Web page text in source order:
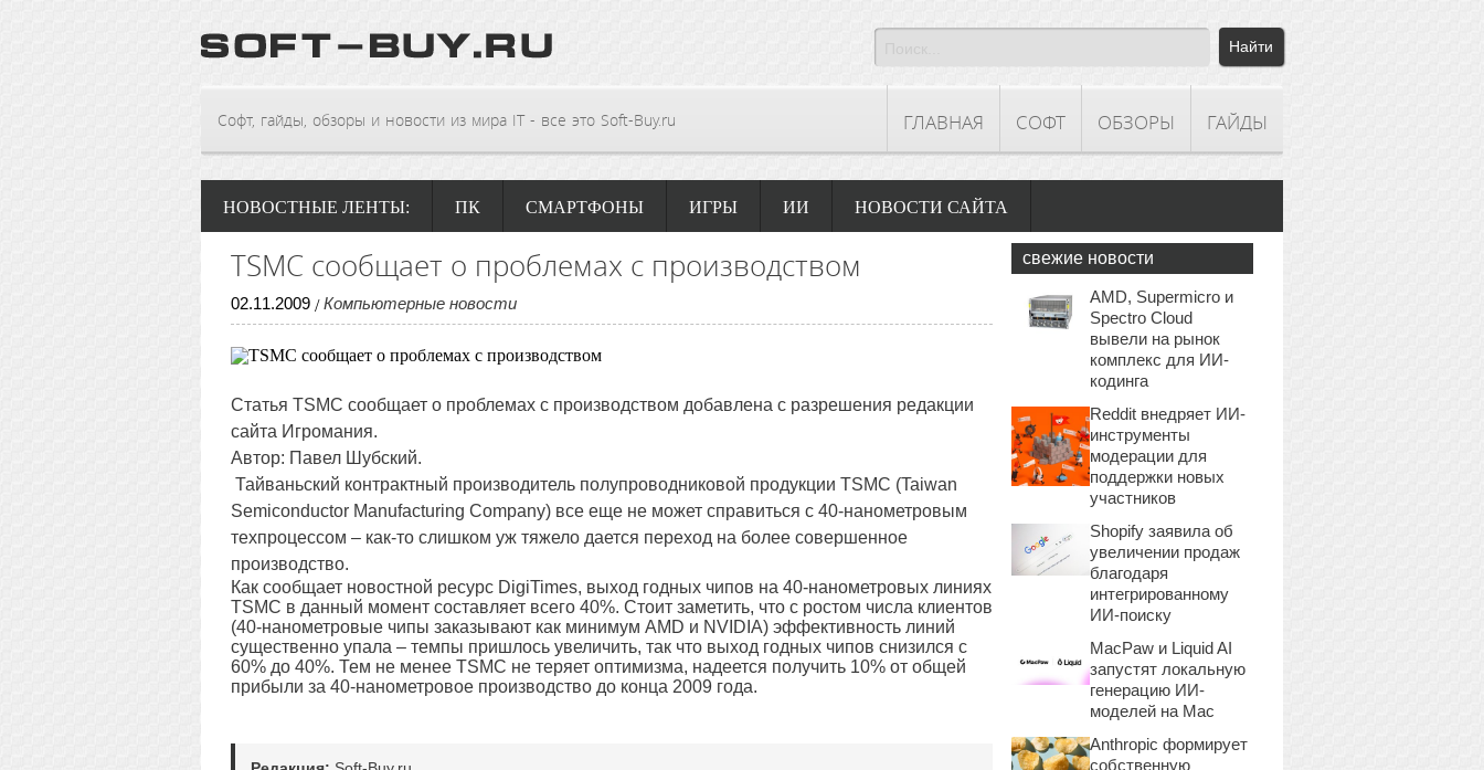
Софт, гайды, обзоры и новости из мира IT - все это Soft-Buy.ru ГЛАВНАЯ СОФТ ОБЗОРЫ ГАЙДЫ
НОВОСТНЫЕ ЛЕНТЫ: ПК СМАРТФОНЫ ИГРЫ ИИ НОВОСТИ САЙТА
TSMC сообщает о проблемах с производством
02.11.2009 / Компьютерные новости
Статья TSMC сообщает о проблемах с производством добавлена с разрешения редакции
сайта Игромания.
Автор: Павел Шубский.
Тайваньский контрактный производитель полупроводниковой продукции TSMC (Taiwan
Semiconductor Manufacturing Company) все еще не может справиться с 40-нанометровым
техпроцессом – как-то слишком уж тяжело дается переход на более совершенное
производство.
Как сообщает новостной ресурс DigiTimes, выход годных чипов на 40-нанометровых линиях
TSMC в данный момент составляет всего 40%. Стоит заметить, что с ростом числа клиентов
(40-нанометровые чипы заказывают как минимум AMD и NVIDIA) эффективность линий
существенно упала – темпы пришлось увеличить, так что выход годных чипов снизился с
60% до 40%. Тем не менее TSMC не теряет оптимизма, надеется получить 10% от общей
прибыли за 40-нанометровое производство до конца 2009 года.
свежие новости
AMD, Supermicro и
Spectro Cloud
вывели на рынок
комплекс для ИИ-
кодинга
Reddit внедряет ИИ-
инструменты
модерации для
поддержки новых
участников
Shopify заявила об
увеличении продаж
благодаря
интегрированному
ИИ-поиску
MacPaw и Liquid AI
запустят локальную
генерацию ИИ-
моделей на Mac
Anthropic формирует
собственную